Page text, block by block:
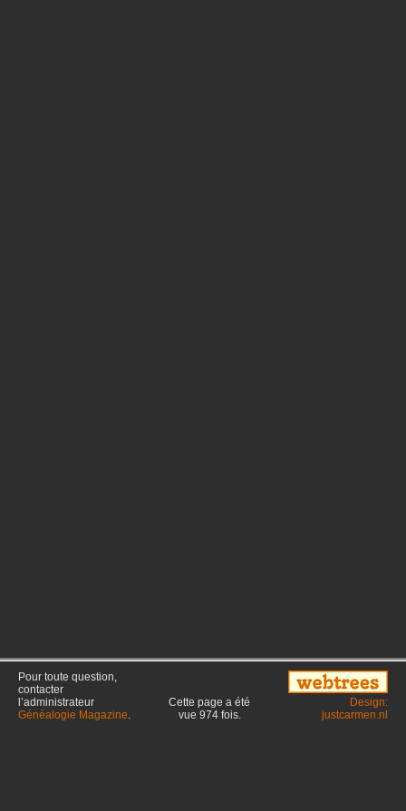
Pour toute question,
contacter
l’administrateur
Généalogie Magazine.
Cette page a été
vue 974fois.
Design:
justcarmen.nl